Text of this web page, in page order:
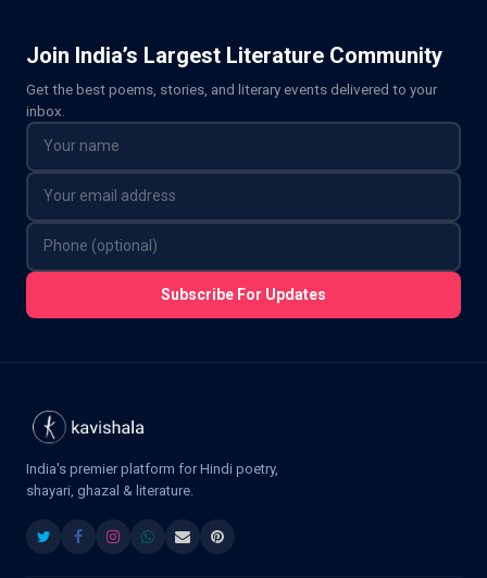
Join India’s Largest Literature Community
Get the best poems, stories, and literary events delivered to your
inbox.
Subscribe For Updates
India's premier platform for Hindi poetry,
shayari, ghazal & literature.